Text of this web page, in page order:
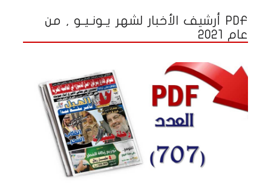
PDF أرشيف الأخبار لشهر يـونـيـو , من
عام 2021